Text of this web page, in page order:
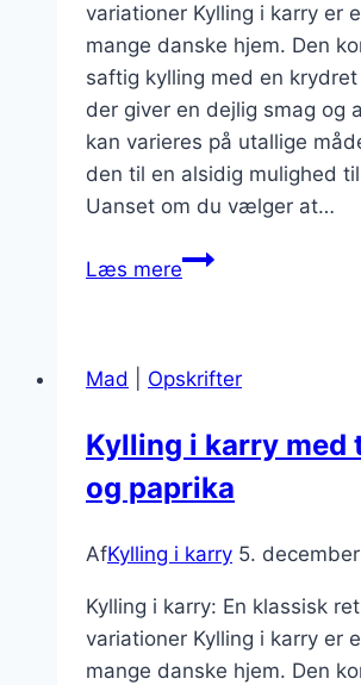
variationer Kylling i karry er
mange danske hjem. Den
saftig kylling med en
der giver en dejlig smag og
kan varieres på utallige
den til en alsidig mulighed
Uanset om du vælger at…
Læs mereKylling
middag
Mad Opskrifter
Kylling i karry med
og paprika
AfKylling i karry 5.
Kylling i karry: En klassisk
variationer Kylling i karry er
mange danske hjem. Den